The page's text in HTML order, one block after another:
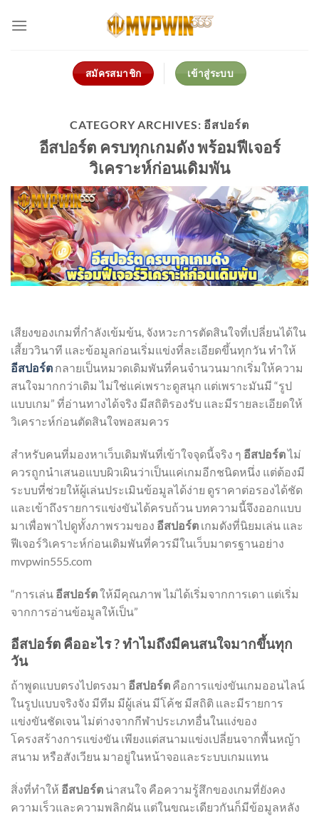
สมัครสมาชิก เข้าสู่ระบบ
CATEGORY ARCHIVES: อีสปอร์ต
อีสปอร์ต ครบทุกเกมดัง พร้อมฟีเจอร์
วิเคราะห์ก่อนเดิมพัน
เสียงของเกมที่กำลังเข้มข้น, จังหวะการตัดสินใจที่เปลี่ยนได้ใน
เสี้ยววินาที และข้อมูลก่อนเริ่มแข่งที่ละเอียดขึ้นทุกวัน ทำให้
อีสปอร์ต กลายเป็นหมวดเดิมพันที่คนจำนวนมากเริ่มให้ความ
สนใจมากกว่าเดิม ไม่ใช่แค่เพราะดูสนุก แต่เพราะมันมี “รูป
แบบเกม” ที่อ่านทางได้จริง มีสถิติรองรับ และมีรายละเอียดให้
วิเคราะห์ก่อนตัดสินใจพอสมควร
สำหรับคนที่มองหาเว็บเดิมพันที่เข้าใจจุดนี้จริง ๆ อีสปอร์ตไม่
ควรถูกนำเสนอแบบผิวเผินว่าเป็นแค่เกมอีกชนิดหนึ่ง แต่ต้องมี
ระบบที่ช่วยให้ผู้เล่นประเมินข้อมูลได้ง่าย ดูราคาต่อรองได้ชัด
และเข้าถึงรายการแข่งขันได้ครบถ้วน บทความนี้จึงออกแบบ
มาเพื่อพาไปดูทั้งภาพรวมของ อีสปอร์ต เกมดังที่นิยมเล่น และ
ฟีเจอร์วิเคราะห์ก่อนเดิมพันที่ควรมีในเว็บมาตรฐานอย่าง
mvpwin555.com
“การเล่น อีสปอร์ตให้มีคุณภาพ ไม่ได้เริ่มจากการเดา แต่เริ่ม
จากการอ่านข้อมูลให้เป็น”
อีสปอร์ต คืออะไร ? ทำไมถึงมีคนสนใจมากขึ้นทุก
วัน
ถ้าพูดแบบตรงไปตรงมา อีสปอร์ต คือการแข่งขันเกมออนไลน์
ในรูปแบบจริงจัง มีทีม มีผู้เล่น มีโค้ช มีสถิติ และมีรายการ
แข่งขันชัดเจน ไม่ต่างจากกีฬาประเภทอื่นในแง่ของ
โครงสร้างการแข่งขัน เพียงแต่สนามแข่งเปลี่ยนจากพื้นหญ้า
สนาม หรือสังเวียน มาอยู่ในหน้าจอและระบบเกมแทน
สิ่งที่ทำให้ อีสปอร์ต น่าสนใจ คือความรู้สึกของเกมที่ยังคง
ความเร็วและความพลิกผัน แต่ในขณะเดียวกันก็มีข้อมูลหลัง